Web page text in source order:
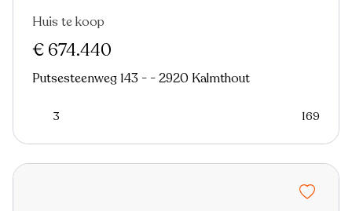
Huis te koop
€ 674.440
Putsesteenweg 143 - - 2920 Kalmthout
3 169